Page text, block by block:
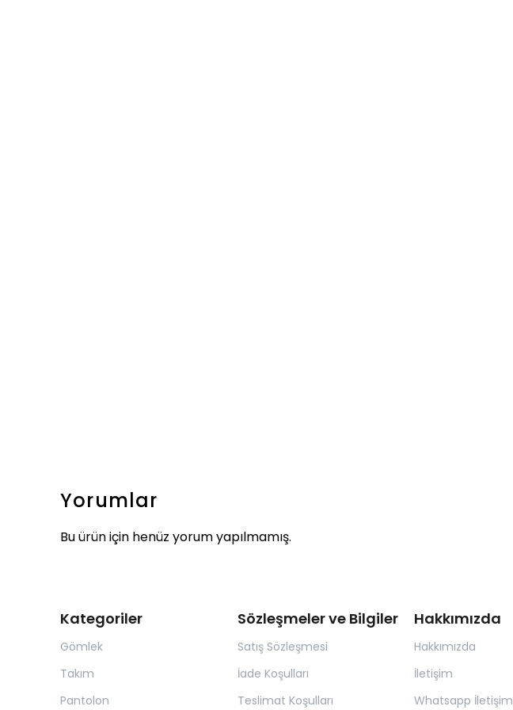
Yorumlar
Bu ürün için henüz yorum yapılmamış.
Kategoriler
Gömlek
Takım
Pantolon
Sözleşmeler ve Bilgiler
Satış Sözleşmesi
İade Koşulları
Teslimat Koşulları
Hakkımızda
Hakkımızda
İletişim
Whatsapp İletişim